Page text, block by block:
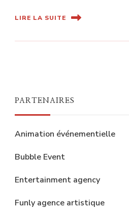
LIRE LA SUITE
PARTENAIRES
Animation événementielle
Bubble Event
Entertainment agency
Funly agence artistique